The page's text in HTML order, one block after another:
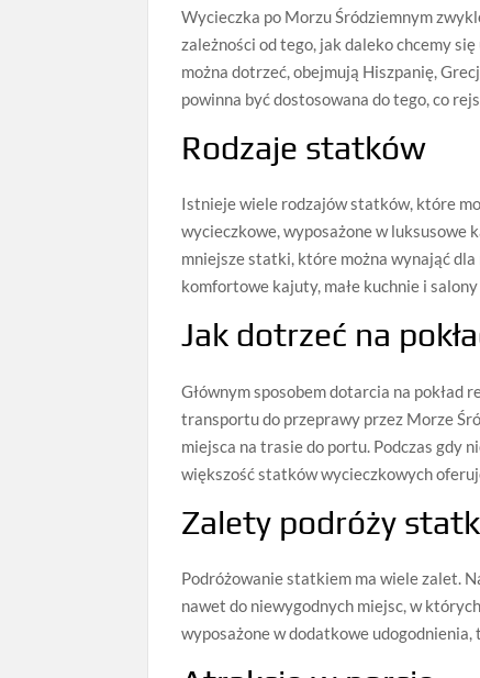
Wycieczka po Morzu Śródziemnym
zależności od tego, jak daleko chcemy
można dotrzeć, obejmują Hiszpanię,
powinna być dostosowana do tego, co
Rodzaje statków
Istnieje wiele rodzajów statków, które
wycieczkowe, wyposażone w luksusowe
mniejsze statki, które można wynająć
komfortowe kajuty, małe kuchnie i
Jak dotrzeć na
Głównym sposobem dotarcia na pokład
transportu do przeprawy przez Morze
miejsca na trasie do portu. Podczas gdy
większość statków wycieczkowych
Zalety podróży
Podróżowanie statkiem ma wiele zalet.
nawet do niewygodnych miejsc, w
wyposażone w dodatkowe udogodnienia,